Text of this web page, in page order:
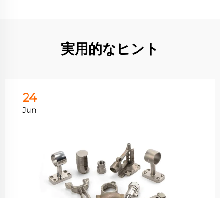
実用的なヒント
24
Jun